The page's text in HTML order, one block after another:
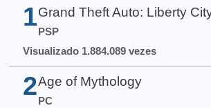
1 Grand Theft Auto: Liberty
PSP
Visualizado 1.884.089 vezes
2 Age of Mythology
PC